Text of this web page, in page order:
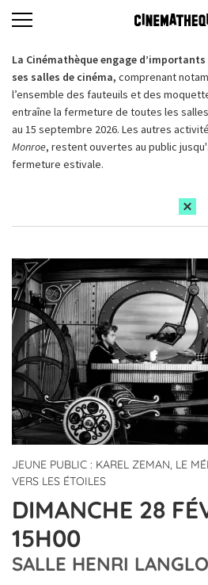
La Cinémathèque engage
ses salles de cinéma, comprenant
l’ensemble des fauteuils et des
entraîne la fermeture de toutes les
au 15 septembre 2026. Les autres
Monroe, restent ouvertes au public
fermeture estivale.
JEUNE PUBLIC : KAREL ZEMAN, LE
VERS LES ÉTOILES
DIMANCHE 28
15H00
SALLE HENRI